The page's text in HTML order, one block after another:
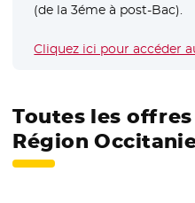
(de la 3éme à post-Bac).
Cliquez ici pour accéder
Toutes les
Région